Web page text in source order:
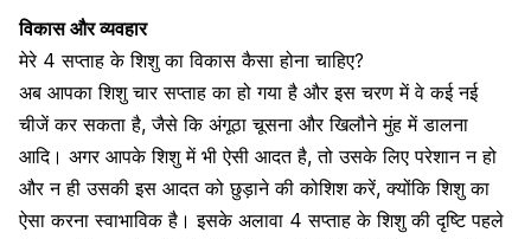
विकास और व्यवहार
मेरे 4 सप्ताह के शिशु का विकास कैसा होना चाहिए?
अब आपका शिशु चार सप्ताह का हो गया है और इस चरण में वे कई नई
चीजें कर सकता है, जैसे कि अंगूठा चूसना और खिलौने मुंह में डालना
आदि। अगर आपके ​शिशु में भी ऐसी आदत है, तो उसके लिए परेशान न हो
और न ही उसकी इस आदत को छुड़ाने की कोशिश करें, क्योंकि ​शिशु का
ऐसा करना स्वाभाविक है। इसके अलावा 4 सप्ताह के शिशु की दृष्टि पहले